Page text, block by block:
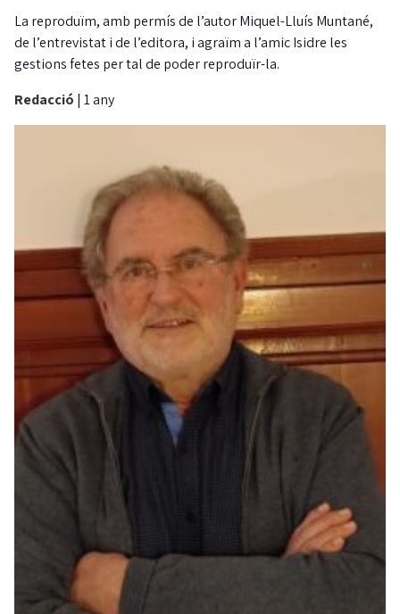
La reproduïm, amb permís de l’autor Miquel-Lluís Muntané,
de l’entrevistat i de l’editora, i agraïm a l’amic Isidre les
gestions fetes per tal de poder reproduïr-la.
Redacció | 1 any